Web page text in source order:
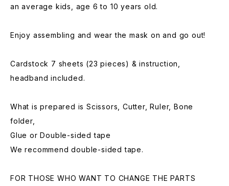
an average kids, age 6 to 10 years old.
Enjoy assembling and wear the mask on and go out!
Cardstock 7 sheets (23 pieces) & instruction,
headband included.
What is prepared is Scissors, Cutter, Ruler, Bone
folder,
Glue or Double-sided tape
We recommend double-sided tape.
FOR THOSE WHO WANT TO CHANGE THE PARTS